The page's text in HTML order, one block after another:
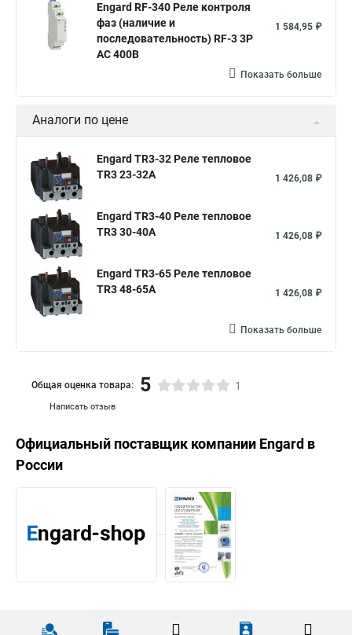
Engard RF-340 Реле контроля
фаз (наличие и
последовательность) RF-3 3Р
AC 400В
1 584,95 ₽
Показать больше
Аналоги по цене
Engard TR3-32 Реле тепловое
TR3 23-32A
1 426,08 ₽
Engard TR3-40 Реле тепловое
TR3 30-40A
1 426,08 ₽
Engard TR3-65 Реле тепловое
TR3 48-65A
1 426,08 ₽
Показать больше
Написать отзыв
Общая оценка товара: 5 1
Официальный поставщик компании Engard в
России